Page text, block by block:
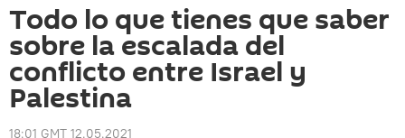
Todo lo que tienes que saber
sobre la escalada del
conflicto entre Israel y
Palestina
18:01 GMT 12.05.2021